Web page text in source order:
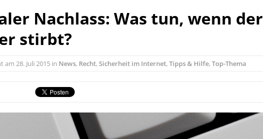
Nachlass: Was tun, wenn der
stirbt?
am 28. Juli 2015 in News, Recht,Sicherheit im Internet,Tipps & Hilfe,Top-Thema